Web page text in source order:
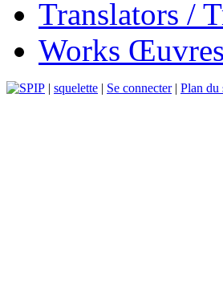
Translators /
Works Œuvres
| squelette | Se connecter| Plan du